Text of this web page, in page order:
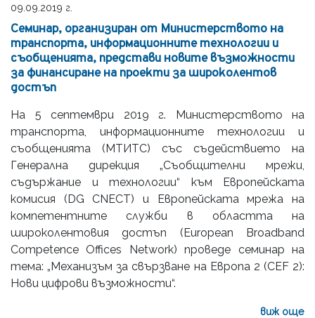
09.09.2019 г.
Семинар, организиран от Министерството на
транспорта, информационните технологии и
съобщенията, представи новите възможности
за финансиране на проекти за широколентов
достъп
На 5 септември 2019 г. Министерството на
транспорта, информационните технологии и
съобщенията (МТИТС) със съдействието на
Генерална дирекция „Съобщителни мрежи,
съдържание и технологии“ към Европейската
комисия (DG CNECT) и Европейската мрежа на
компетентните служби в областта на
широколентовия достъп (European Broadband
Competence Offices Network) проведе семинар на
тема: „Механизъм за свързване на Европа 2 (CEF 2):
Нови цифрови възможности“.
виж още